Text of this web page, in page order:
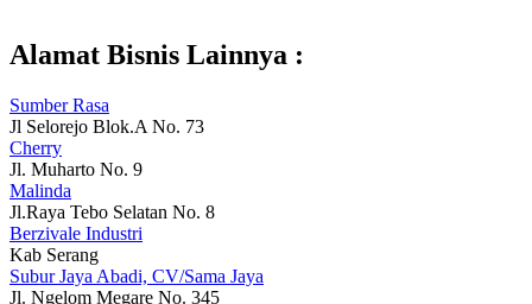
Alamat Bisnis Lainnya :
Sumber Rasa
Jl Selorejo Blok.A No. 73
Cherry
Jl. Muharto No. 9
Malinda
Jl.Raya Tebo Selatan No. 8
Berzivale Industri
Kab Serang
Subur Jaya Abadi, CV/Sama Jaya
Jl. Ngelom Megare No. 345